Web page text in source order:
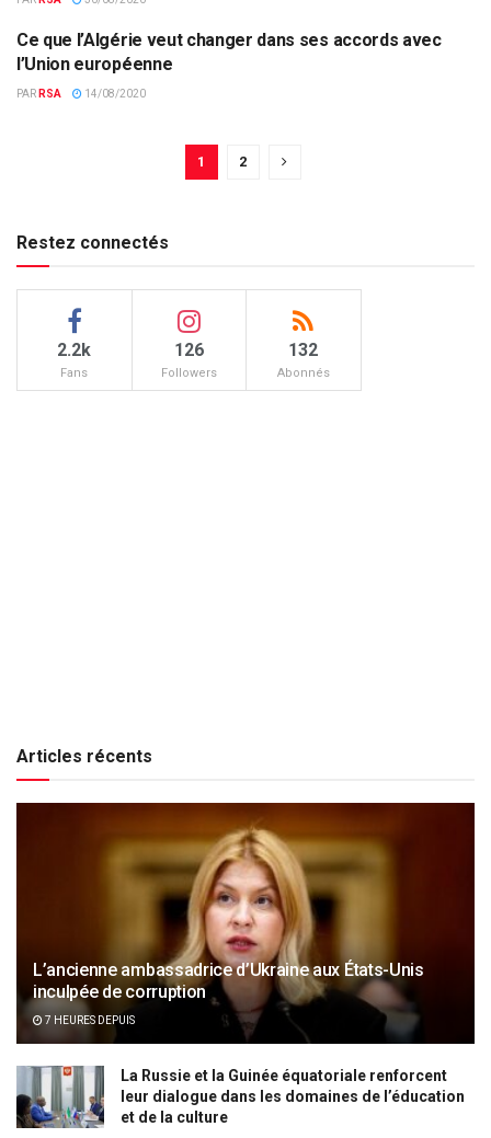
ALGÉRIE
Ce que l’Algérie veut changer dans ses accords avec
l’Union européenne
PAR RSA 14/08/2020
1 2
Restez connectés
2.2k
Fans
126
Followers
132
Abonnés
Articles récents
L’ancienne ambassadrice d’Ukraine aux États-Unis
inculpée de corruption
7 HEURES DEPUIS
La Russie et la Guinée équatoriale renforcent
leur dialogue dans les domaines de l’éducation
et de la culture